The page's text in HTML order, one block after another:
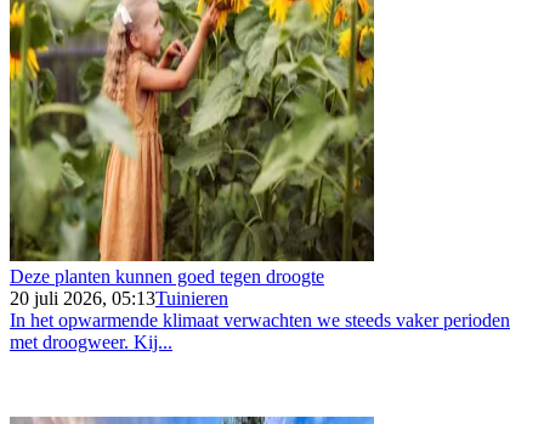
Deze planten kunnen goed tegen droogte
20 juli 2026, 05:13Tuinieren
In het opwarmende klimaat verwachten we steeds vaker perioden
met droogweer. Kij...